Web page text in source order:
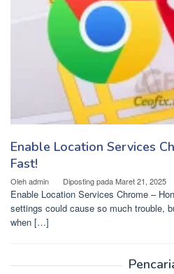
Enable Location Services
Fast!
Olehadmin Diposting padaMaret 21, 2025
Enable Location Services Chrome –
settings could cause so much trouble,
when […]